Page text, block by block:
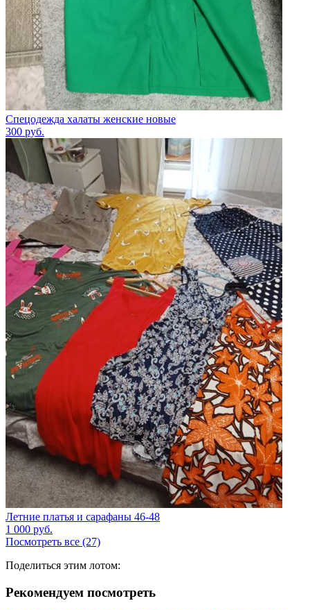
Спецодежда халаты женские новые
300 руб.
Летние платья и сарафаны 46-48
1 000 руб.
Посмотреть все (27)
Поделиться этим лотом:
Рекомендуем посмотреть